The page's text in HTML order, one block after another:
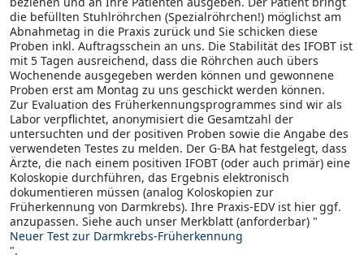
die befüllten Stuhlröhrchen (Spezialröhrchen!) möglichst am
Abnahmetag in die Praxis zurück und Sie schicken diese
Proben inkl. Auftragsschein an uns. Die Stabilität des IFOBT ist
mit 5 Tagen ausreichend, dass die Röhrchen auch übers
Wochenende ausgegeben werden können und gewonnene
Proben erst am Montag zu uns geschickt werden können.
Zur Evaluation des Früherkennungsprogrammes sind wir als
Labor verpflichtet, anonymisiert die Gesamtzahl der
untersuchten und der positiven Proben sowie die Angabe des
verwendeten Testes zu melden. Der G-BA hat festgelegt, dass
Ärzte, die nach einem positiven IFOBT (oder auch primär) eine
Koloskopie durchführen, das Ergebnis elektronisch
dokumentieren müssen (analog Koloskopien zur
Früherkennung von Darmkrebs). Ihre Praxis-EDV ist hier ggf.
anzupassen. Siehe auch unser Merkblatt (anforderbar) "
Neuer Test zur Darmkrebs-Früherkennung
".